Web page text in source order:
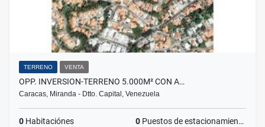
TERRENO VENTA
OPP. INVERSION-TERRENO 5.000M² CON A…
Caracas, Miranda - Dtto. Capital, Venezuela
0 Habitaciónes 0 Puestos de estacionamientos